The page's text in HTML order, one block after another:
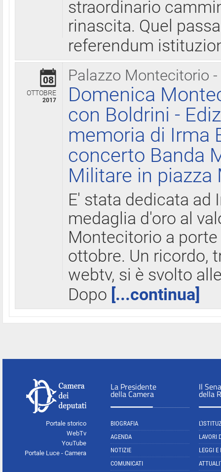
straordinario
rinascita. Quel
referendum
Palazzo Montecitorio
08
OTTOBRE
2017
Domenica
con Boldrini -
memoria di Irma
concerto Banda
Militare in
E' stata dedicata ad
medaglia d'oro al
Montecitorio a
ottobre. Un ricordo,
webtv, si è svolto
Dopo [...continua]
Portale storico
WebTv
YouTube
Portale Luce - Camera
La Presidente
della Camera
BIOGRAFIA
AGENDA
NOTIZIE
COMUNICATI
Il
della
LAVORI
LEGGI E